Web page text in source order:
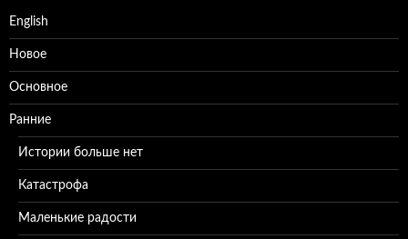
English
Новое
Основное
Ранние
Истории больше нет
Катастрофа
Маленькие радости